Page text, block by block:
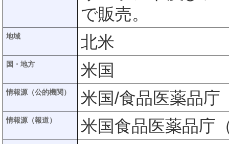
で販売。
地域 北米
国・地方 米国
情報源（公的機関） 米国/食品医薬品庁
情報源（報道） 米国食品医薬品庁